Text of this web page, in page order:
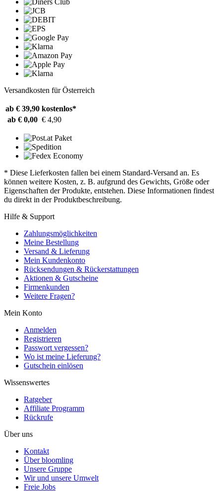
Versandkosten für Österreich
ab € 39,90 kostenlos*
ab € 0,00 € 4,90
* Diese Lieferkosten fallen bei einem Standard-Versand an. Es
können weitere Kosten, z. B. aufgrund des Gewichts, Größe oder
Eigenschaften der Produkte, entstehen. Diese Informationen findest
du direkt in der Produktbeschreibung.
Hilfe & Support
Zahlungsmöglichkeiten
Meine Bestellung
Versand & Lieferung
Mein Kundenkonto
Rücksendungen & Rückerstattungen
Aktionen & Gutscheine
Firmenkunden
Weitere Fragen?
Mein Konto
Anmelden
Registrieren
Passwort vergessen?
Wo ist meine Lieferung?
Gutschein einlösen
Wissenswertes
Ratgeber
Affiliate Programm
Rückrufe
Über uns
Kontakt
Über bloomling
Unsere Gruppe
Wir und unsere Umwelt
Freie Jobs